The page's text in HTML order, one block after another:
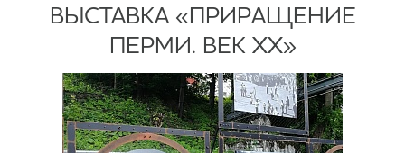
ВЫСТАВКА «ПРИРАЩЕНИЕ
ПЕРМИ. ВЕК XX»